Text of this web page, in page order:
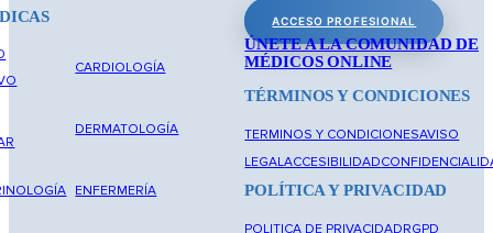
CARDIOLOGÍA
DERMATOLOGÍA
ENFERMERÍA
ACCESO PROFESIONAL
ÚNETE A LA COMUNIDAD DE
MÉDICOS ONLINE
TÉRMINOS Y CONDICIONES
TERMINOS Y CONDICIONESAVISO
LEGALACCESIBILIDAD
POLÍTICA Y PRIVACIDAD
POLITICA DE PRIVACIDADRGPD